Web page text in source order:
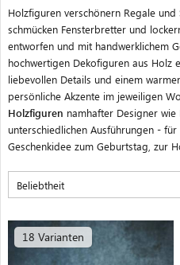
Holzfiguren verschönern Regale
schmücken Fensterbretter und
entworfen und mit handwerklichem
hochwertigen Dekofiguren aus Holz
liebevollen Details und einem
persönliche Akzente im jeweiligen
Holzfiguren namhafter Designer wie
unterschiedlichen Ausführungen -
Geschenkidee zum Geburtstag, zur
18 Varianten